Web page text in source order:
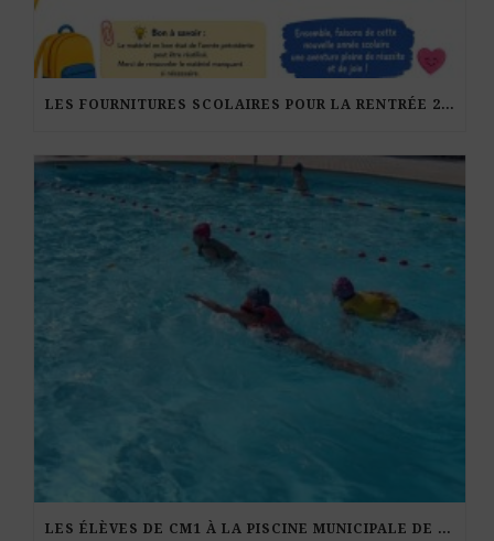
LES FOURNITURES SCOLAIRES POUR LA RENTRÉE 2026-27
LES ÉLÈVES DE CM1 À LA PISCINE MUNICIPALE DE KERDURAND